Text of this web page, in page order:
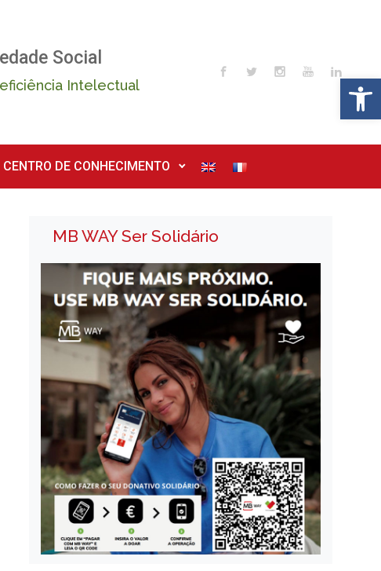
Social
Intelectual
CENTRO DE CONHECIMENTO
MB WAY Ser Solidário